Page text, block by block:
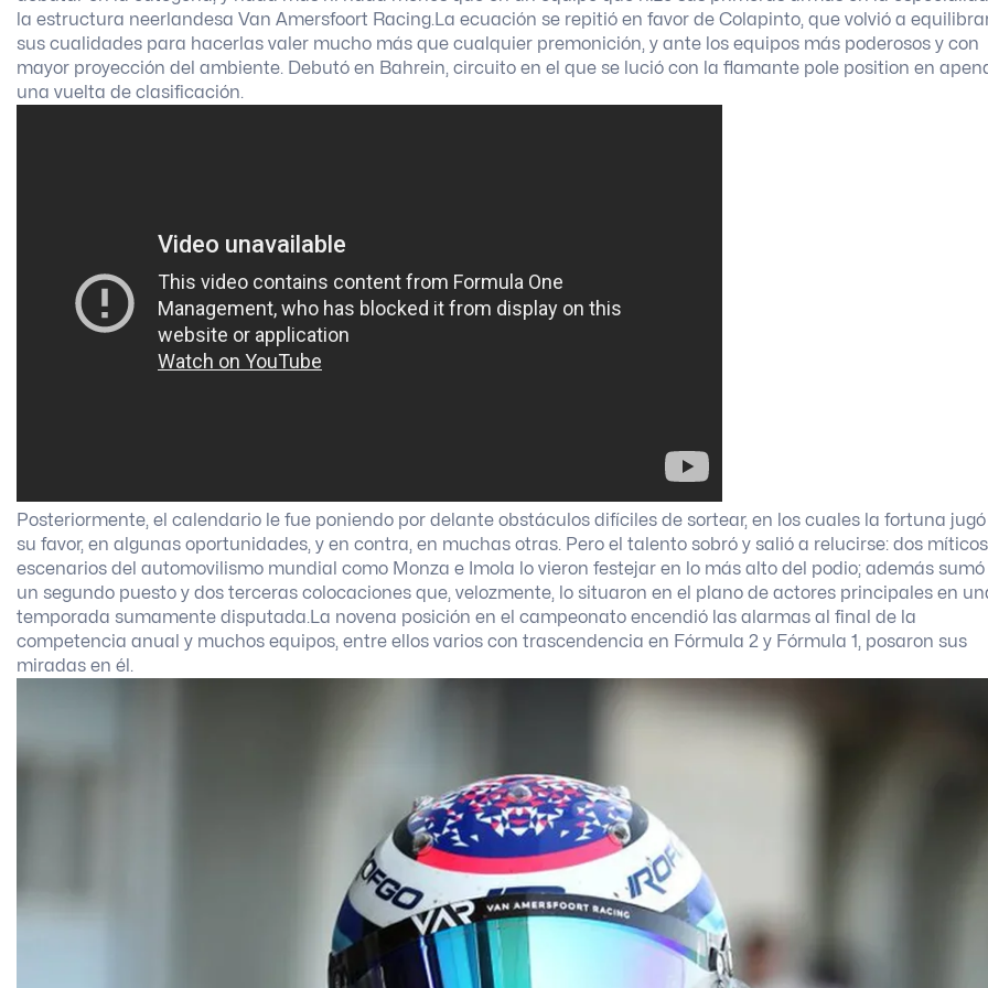
la estructura neerlandesa Van Amersfoort Racing.La ecuación se repitió en favor de Colapinto, que volvió a
sus cualidades para hacerlas valer mucho más que cualquier premonición, y ante los equipos más poderosos y con
mayor proyección del ambiente. Debutó en Bahrein, circuito en el que se lució con la flamante pole position en
una vuelta de clasificación.
Posteriormente, el calendario le fue poniendo por delante obstáculos difíciles de sortear, en los cuales la fortuna
su favor, en algunas oportunidades, y en contra, en muchas otras. Pero el talento sobró y salió a relucirse: dos míticos
escenarios del automovilismo mundial como Monza e Imola lo vieron festejar en lo más alto del podio; además sumó
un segundo puesto y dos terceras colocaciones que, velozmente, lo situaron en el plano de actores principales en
temporada sumamente disputada.La novena posición en el campeonato encendió las alarmas al final de la
competencia anual y muchos equipos, entre ellos varios con trascendencia en Fórmula 2 y Fórmula 1, posaron sus
miradas en él.